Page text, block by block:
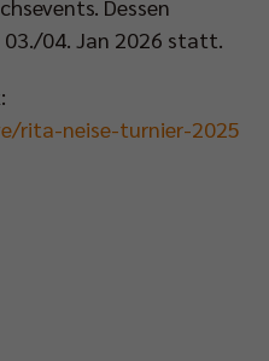
Dessen
04. Jan 2026 statt.
rita-neise-turnier-2025